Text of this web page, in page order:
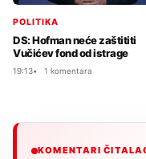
POLITIKA
DS: Hofman neće zaštititi
Vučićev fond od istrage
19:13 1 komentara
KOMENTARI